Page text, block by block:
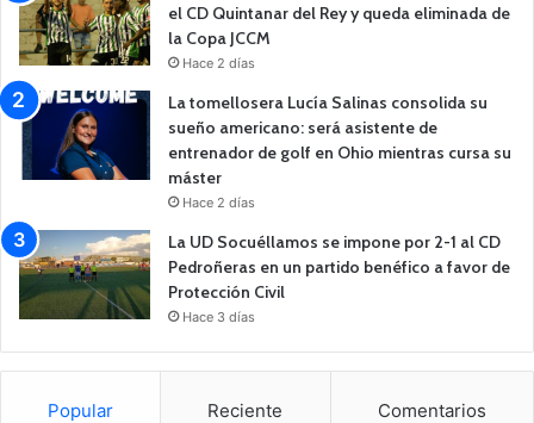
el CD Quintanar del Rey y queda eliminada de
la Copa JCCM
Hace 2 días
La tomellosera Lucía Salinas consolida su
sueño americano: será asistente de
entrenador de golf en Ohio mientras cursa su
máster
Hace 2 días
La UD Socuéllamos se impone por 2-1 al CD
Pedroñeras en un partido benéfico a favor de
Protección Civil
Hace 3 días
Popular Reciente Comentarios